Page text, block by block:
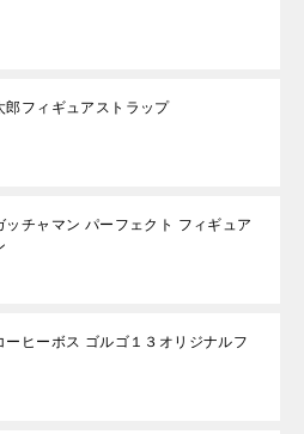
郎フィギュアストラップ
ッチャマン パーフェクト フィギュア
ーヒーボス ゴルゴ１３オリジナルフ